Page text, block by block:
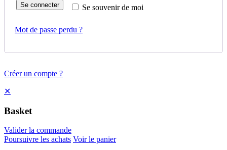
Se souvenir de moi
Se connecter
Mot de passe perdu ?
Créer un compte ?
✕
Basket
Valider la commande
Poursuivre les achats Voir le panier